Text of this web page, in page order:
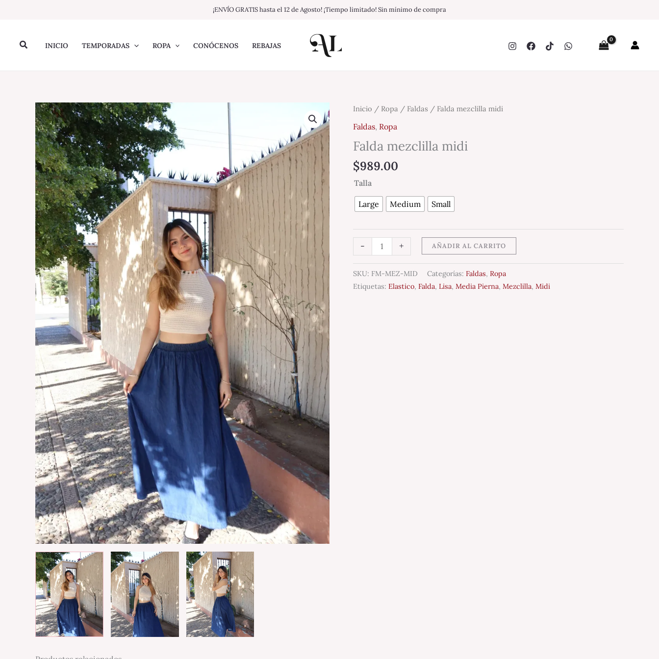
¡ENVÍO GRATIS hasta el 12 de Agosto! ¡Tiempo limitado! Sin mínimo de compra
BuscarINICIO TEMPORADAS ROPA CONÓCENOS REBAJAS
Inicio / Ropa / Faldas / Falda mezclilla midi
Faldas, Ropa
Falda mezclilla midi
$989.00
Talla
Large Medium Small
-
Falda
mezclilla
cantidad
+ AÑADIR AL CARRITO
SKU: FM-MEZ-MID Categorías: Faldas, Ropa
Etiquetas: Elastico, Falda, Lisa, Media Pierna, Mezclilla, Midi